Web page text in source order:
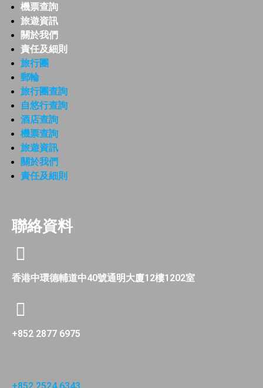
機票查詢
旅遊資訊
關於我們
責任及細則
旅行團
郵輪
旅行團查詢
自悠行查詢
酒店查詢
機票查詢
旅遊資訊
關於我們
責任及細則
聯絡資料
香港中環德輔道中40號通明大廈12樓1202室
+852 2877 6975
+852 2524 6343